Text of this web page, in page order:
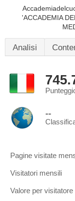
'ACCADEMIA
Analisi
--
Pagine visitate
Visitatori mensili
Valore per visitatore